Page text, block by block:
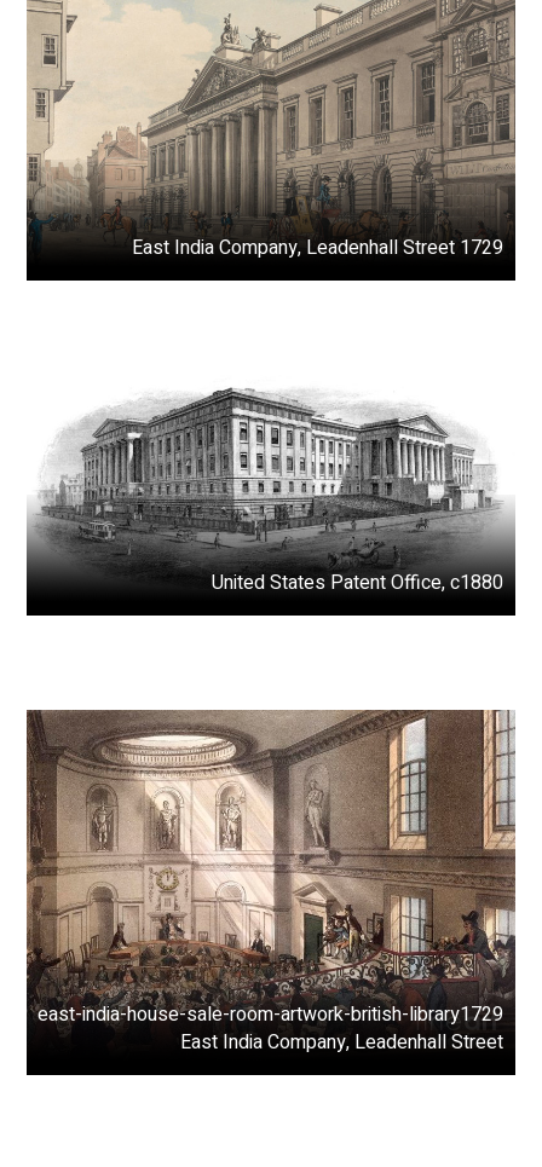
1729 East India Company, Leadenhall Street
United States Patent Office, c1880
east-india-house-sale-room-artwork-british-library1729
East India Company, Leadenhall Street